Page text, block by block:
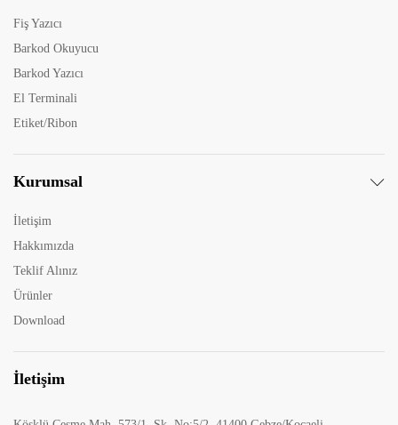
Fiş Yazıcı
Barkod Okuyucu
Barkod Yazıcı
El Terminali
Etiket/Ribon
Kurumsal
İletişim
Hakkımızda
Teklif Alınız
Ürünler
Download
İletişim